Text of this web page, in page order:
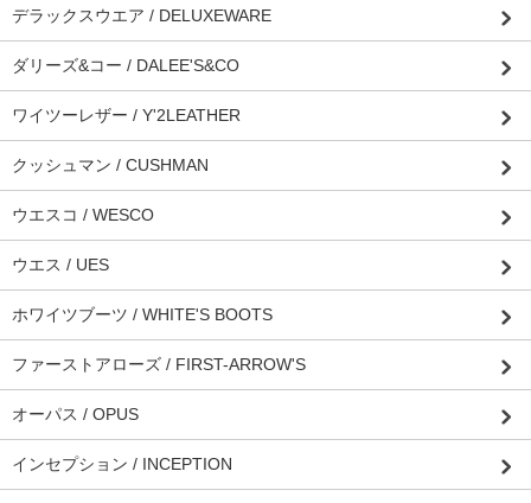
デラックスウエア / DELUXEWARE
ダリーズ&コー / DALEE'S&CO
ワイツーレザー / Y'2LEATHER
クッシュマン / CUSHMAN
ウエスコ / WESCO
ウエス / UES
ホワイツブーツ / WHITE'S BOOTS
ファーストアローズ / FIRST-ARROW'S
オーパス / OPUS
インセプション / INCEPTION